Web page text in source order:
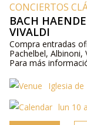
CONCIERTOS
BACH
VIVALDI
Compra entradas
Pachelbel, Albinoni,
Para más
Iglesia
lun 10